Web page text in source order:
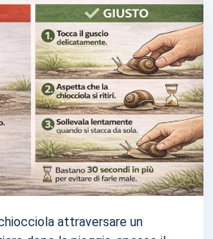
attraversare un